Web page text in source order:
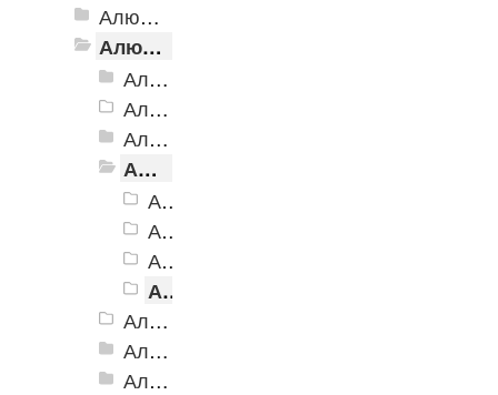
Алюминиевая полоса с резиновыми вставками
Алюминиевый угол-порог с резиновой вставкой
Алюминиевый угол-порог АУ-38, 38x20 мм
Алюминиевый угол-порог АУ-42 Евро, 2500мм
Алюминиевый угол-порог АУ-42, 42x23 мм
Алюминиевый угол-порог АУ-42 (на клеевой основе)
Алюминиевый угол-порог АУ-42 (на клеевой основе), 42x23 мм, алюминий
Алюминиевый угол-порог АУ-42 (на клеевой основе), 42x23 мм, желтый
Алюминиевый угол-порог АУ-42 (на клеевой основе), 42x23 мм, коричневый
Алюминиевый угол-порог АУ-42 (на клеевой основе), 42x23 мм, серый
Алюминиевый угол-порог АУ-50 Евро, 2500мм
Алюминиевый угол-порог АУ-50 премиум
Алюминиевый угол-порог с двойной резиновой вставкой АУ-68